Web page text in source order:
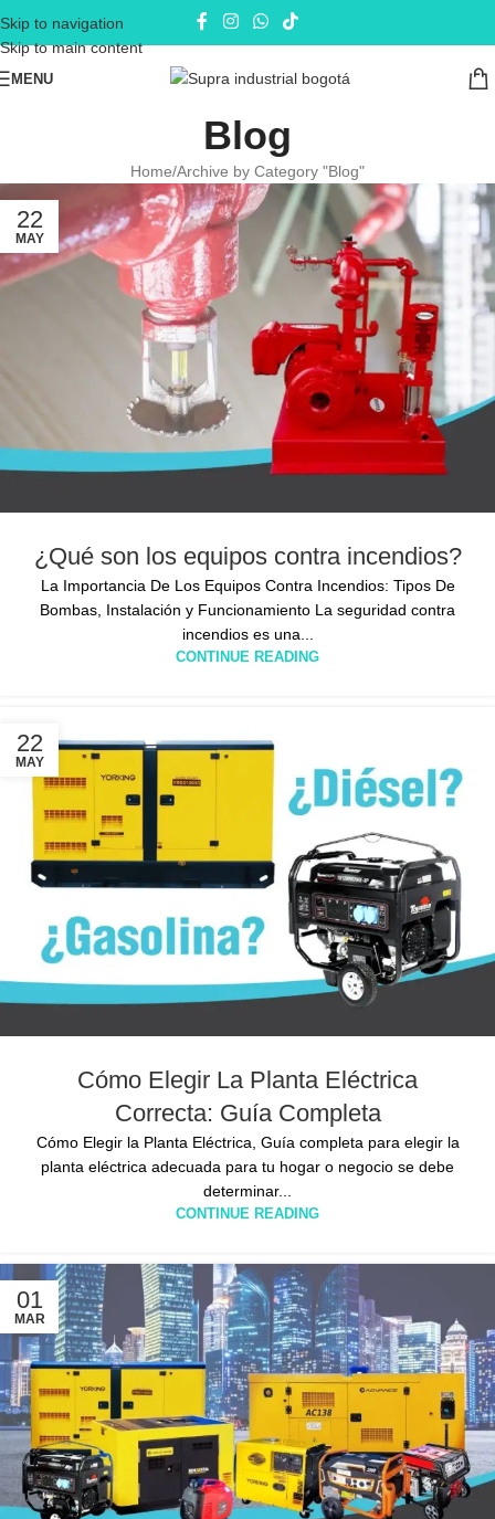
Skip to navigation
Skip to main content
MENU
Blog
Home Archive by Category "Blog"
22
MAY
¿Qué son los equipos contra incendios?
La Importancia De Los Equipos Contra Incendios: Tipos De
Bombas, Instalación y Funcionamiento La seguridad contra
incendios es una...
CONTINUE READING
22
MAY
Cómo Elegir La Planta Eléctrica
Correcta: Guía Completa
Cómo Elegir la Planta Eléctrica, Guía completa para elegir la
planta eléctrica adecuada para tu hogar o negocio se debe
determinar...
CONTINUE READING
01
MAR